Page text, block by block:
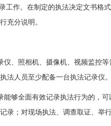
工作。在制定的执法决定文书
充分说明。
、照相机、摄像机、视频监
人员至少配备一台执法记录仪。
够全面有效记录执法行为的
；对现场执法、调查取证、